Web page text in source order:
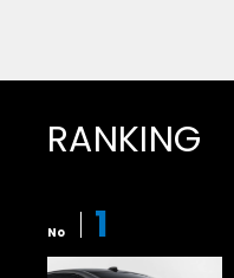
RANKING
No 1